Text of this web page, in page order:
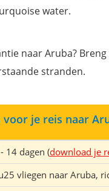
water.
naar Aruba? Breng
stranden.
je reis naar
14 dagen (download je
vliegen naar Aruba,